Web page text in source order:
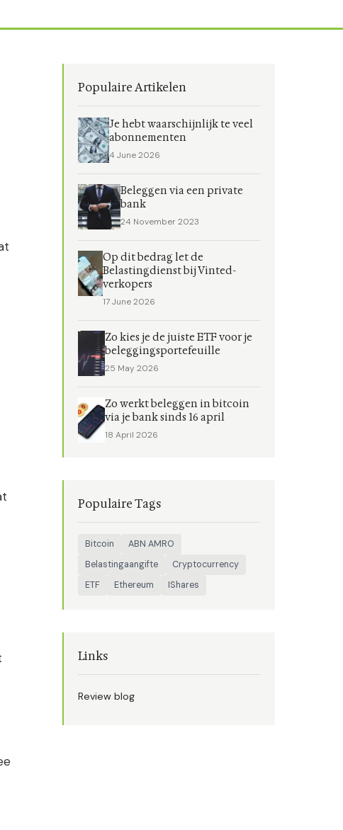
Populaire Artikelen
Je hebt waarschijnlijk te veel
abonnementen
4 June 2026
Beleggen via een private
bank
24 November 2023
Op dit bedrag let de
Belastingdienst bij Vinted-
verkopers
17 June 2026
Zo kies je de juiste ETF voor je
beleggingsportefeuille
25 May 2026
Zo werkt beleggen in bitcoin
via je bank sinds 16 april
18 April 2026
Populaire Tags
Bitcoin
ABN AMRO
Belastingaangifte
Cryptocurrency
ETF
Ethereum IShares
Links
Review blog